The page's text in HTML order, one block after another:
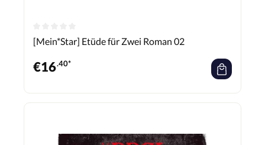
[Mein*Star] Etüde für Zwei Roman 02
€16.40*